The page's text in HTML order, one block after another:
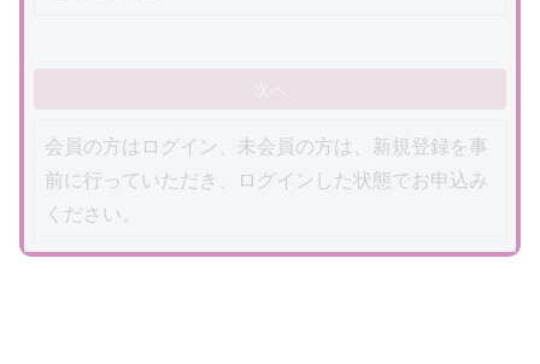
会員の方はログイン、未会員の方は、新規登録を事
前に行っていただき、ログインした状態でお申込み
ください。